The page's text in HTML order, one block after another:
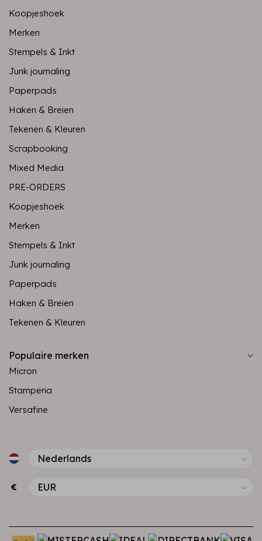
Koopjeshoek
Merken
Stempels & Inkt
Junk journaling
Paperpads
Haken & Breien
Tekenen & Kleuren
Scrapbooking
Mixed Media
PRE-ORDERS
Koopjeshoek
Merken
Stempels & Inkt
Junk journaling
Paperpads
Haken & Breien
Tekenen & Kleuren
Populaire merken
Micron
Stamperia
Versafine
€